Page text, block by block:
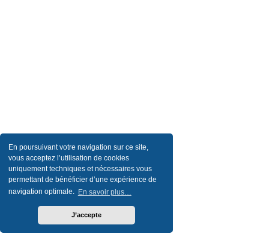
En poursuivant votre navigation sur ce site,
vous acceptez l’utilisation de cookies
uniquement techniques et nécessaires vous
permettant de bénéficier d’une expérience de
navigation optimale. En savoir plus…
J’accepte